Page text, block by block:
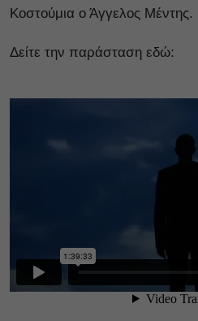
Κοστούμια ο Άγγελος Μέντης.
Δείτε την παράσταση εδώ: